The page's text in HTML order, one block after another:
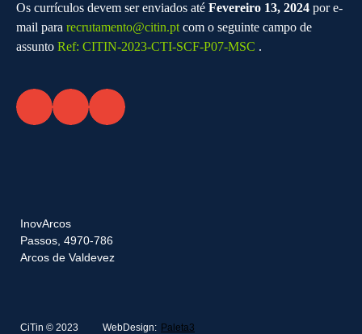
Os currículos devem ser enviados até Fevereiro 13, 2024 por e-
mail para recrutamento@citin.pt com o seguinte campo de
assunto Ref: CITIN-2023-CTI-SCF-P07-MSC .
InovArcos
Passos, 4970-786
Arcos de Valdevez
CiTin © 2023 WebDesign: Paleta3